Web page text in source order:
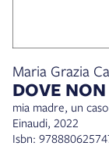
Maria Grazia
DOVE
mia madre, un
Einaudi, 2022
Isbn: